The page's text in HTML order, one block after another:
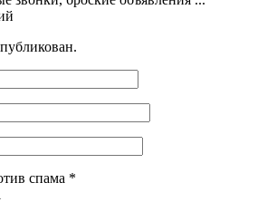
спама *